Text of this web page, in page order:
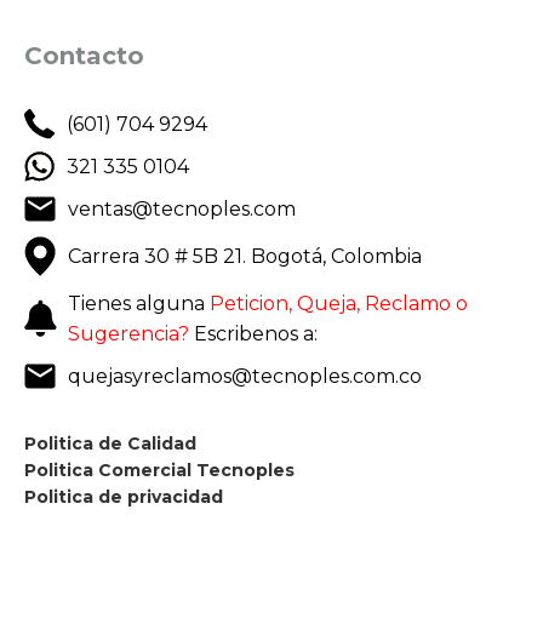
Contacto
(601) 704 9294
321 335 0104
ventas@tecnoples.com
Carrera 30 # 5B 21. Bogotá, Colombia
Tienes alguna Peticion, Queja, Reclamo o
Sugerencia? Escribenos a:
quejasyreclamos@tecnoples.com.co
Politica de Calidad
Politica Comercial Tecnoples
Politica de privacidad